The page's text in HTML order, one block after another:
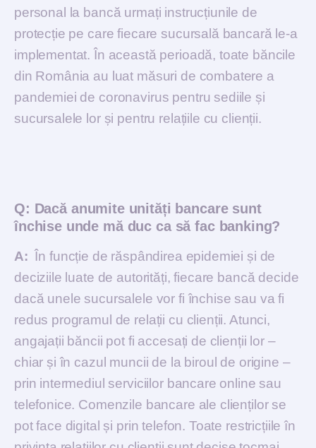
personal la bancă urmați instrucțiunile de
protecție pe care fiecare sucursală bancară le-a
implementat. În această perioadă, toate băncile
din România au luat măsuri de combatere a
pandemiei de coronavirus pentru sediile și
sucursalele lor și pentru relațiile cu clienții.
Q: Dacă anumite unități bancare sunt
închise unde mă duc ca să fac banking?
A: În funcție de răspândirea epidemiei și de
deciziile luate de autorități, fiecare bancă decide
dacă unele sucursalele vor fi închise sau va fi
redus programul de relații cu clienții. Atunci,
angajații băncii pot fi accesați de clienții lor –
chiar și în cazul muncii de la biroul de origine –
prin intermediul serviciilor bancare online sau
telefonice. Comenzile bancare ale clienților se
pot face digital și prin telefon. Toate restricțiile în